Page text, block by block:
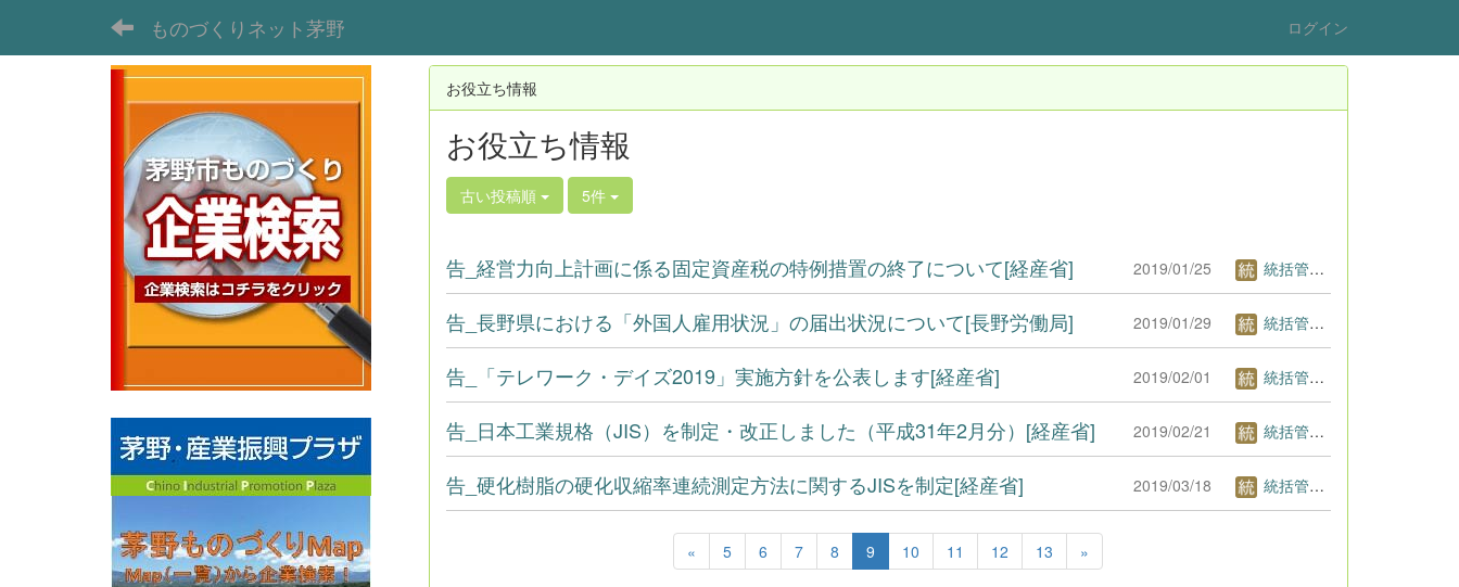
ものづくりネット茅野 ログイン
お役立ち情報
お役立ち情報
古い投稿順 5件
告_経営力向上計画に係る固定資産税の特例措置の終了について[経産省] 2019/01/25 統括管理者1
告_長野県における「外国人雇用状況」の届出状況について[長野労働局] 2019/01/29 統括管理者1
告_「テレワーク・デイズ2019」実施方針を公表します[経産省] 2019/02/01 統括管理者1
告_日本工業規格（JIS）を制定・改正しました（平成31年2月分）[経産省] 2019/02/21 統括管理者1
告_硬化樹脂の硬化収縮率連続測定方法に関するJISを制定[経産省] 2019/03/18 統括管理者1
« 5 6 7 8 9 10 11 12 13 »